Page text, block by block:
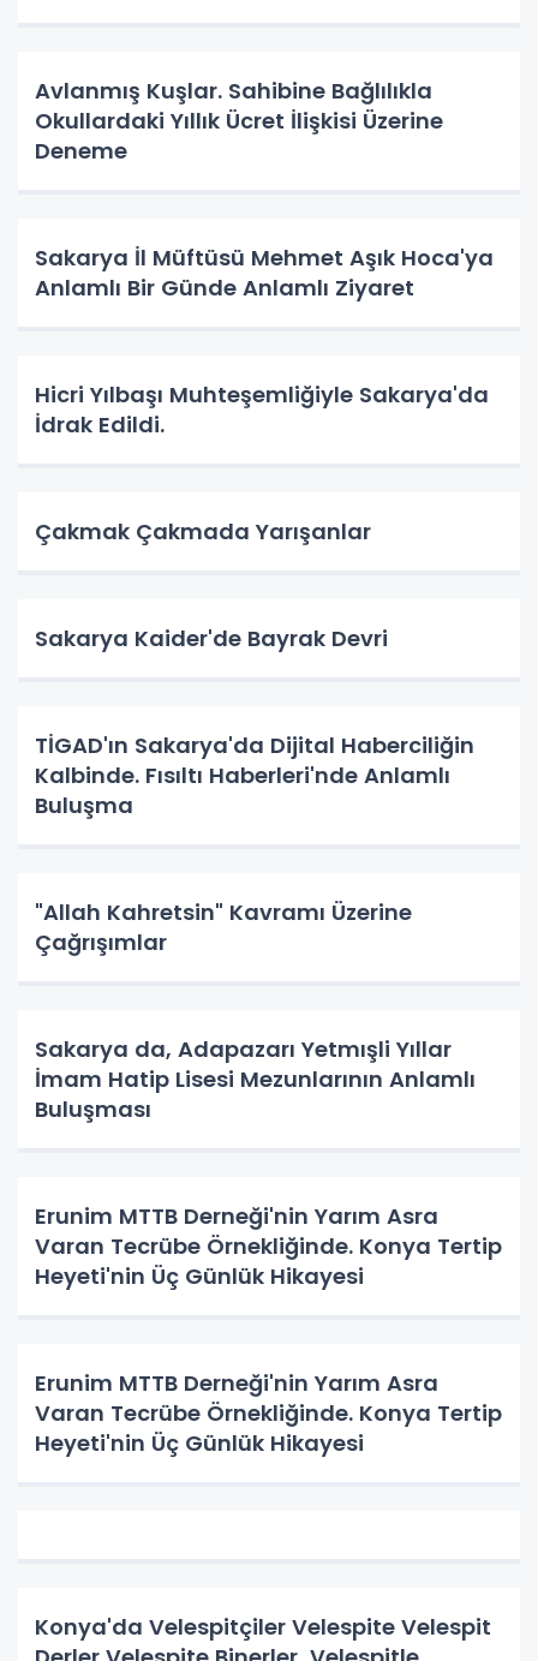
Avlanmış Kuşlar. Sahibine Bağlılıkla
Okullardaki Yıllık Ücret İlişkisi Üzerine
Deneme
Sakarya İl Müftüsü Mehmet Aşık Hoca'ya
Anlamlı Bir Günde Anlamlı Ziyaret
Hicri Yılbaşı Muhteşemliğiyle Sakarya'da
İdrak Edildi.
Çakmak Çakmada Yarışanlar
Sakarya Kaider'de Bayrak Devri
TİGAD'ın Sakarya'da Dijital Haberciliğin
Kalbinde. Fısıltı Haberleri'nde Anlamlı
Buluşma
"Allah Kahretsin" Kavramı Üzerine
Çağrışımlar
Sakarya da, Adapazarı Yetmışli Yıllar
İmam Hatip Lisesi Mezunlarının Anlamlı
Buluşması
Erunim MTTB Derneği'nin Yarım Asra
Varan Tecrübe Örnekliğinde. Konya Tertip
Heyeti'nin Üç Günlük Hikayesi
Erunim MTTB Derneği'nin Yarım Asra
Varan Tecrübe Örnekliğinde. Konya Tertip
Heyeti'nin Üç Günlük Hikayesi
Konya'da Velespitçiler Velespite Velespit